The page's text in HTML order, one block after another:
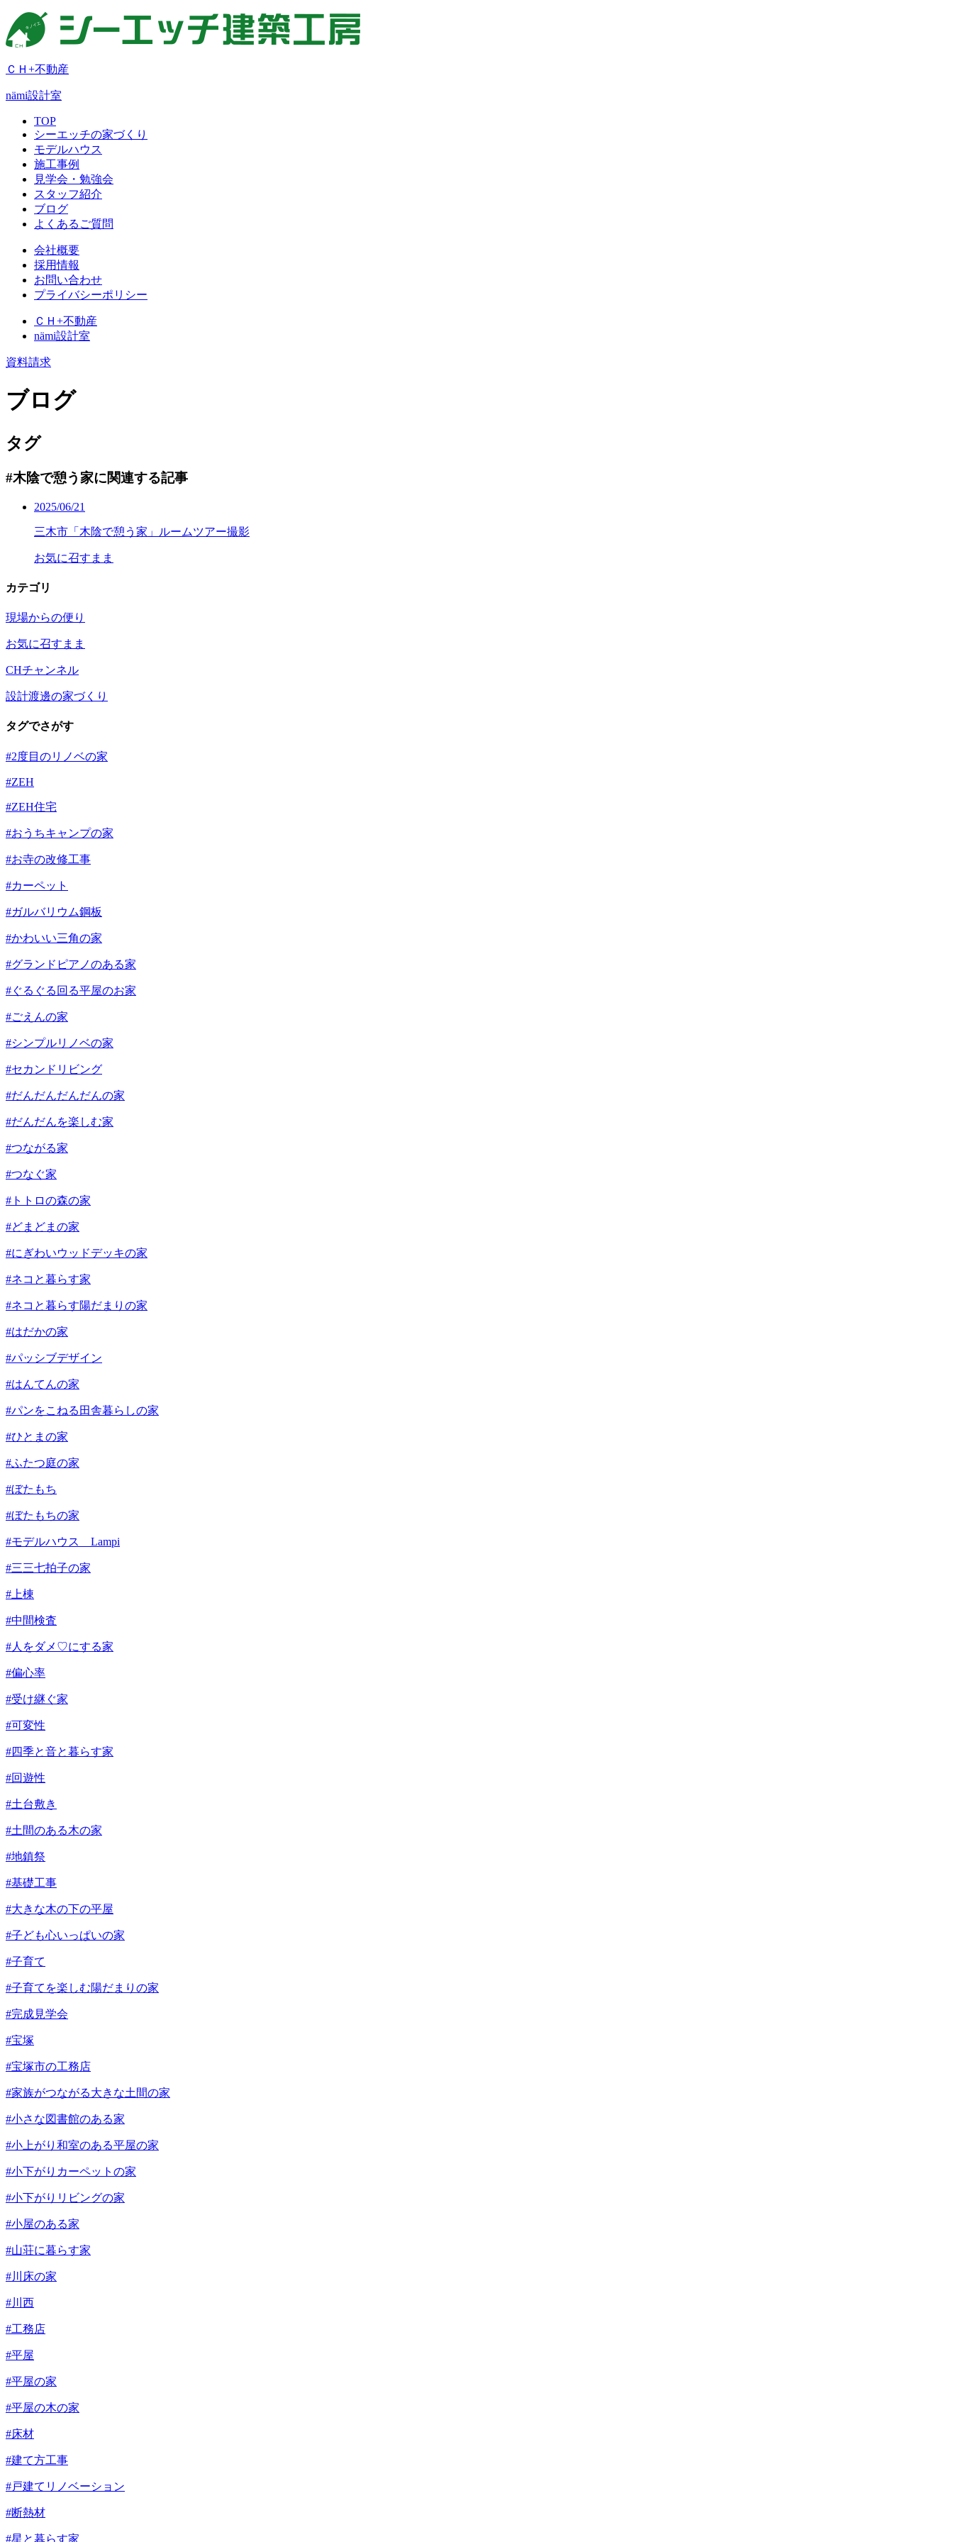
ＣＨ+不動産
nämi設計室
TOP
シーエッチの家づくり
モデルハウス
施工事例
見学会・勉強会
スタッフ紹介
ブログ
よくあるご質問
会社概要
採用情報
お問い合わせ
プライバシーポリシー
ＣＨ+不動産
nämi設計室
資料請求
ブログ
タグ
#木陰で憩う家に関連する記事
2025/06/21
三木市「木陰で憩う家」ルームツアー撮影
お気に召すまま
カテゴリ
現場からの便り
お気に召すまま
CHチャンネル
設計渡邊の家づくり
タグでさがす
#2度目のリノベの家
#ZEH
#ZEH住宅
#おうちキャンプの家
#お寺の改修工事
#カーペット
#ガルバリウム鋼板
#かわいい三角の家
#グランドピアノのある家
#ぐるぐる回る平屋のお家
#ごえんの家
#シンプルリノベの家
#セカンドリビング
#だんだんだんだんの家
#だんだんを楽しむ家
#つながる家
#つなぐ家
#トトロの森の家
#どまどまの家
#にぎわいウッドデッキの家
#ネコと暮らす家
#ネコと暮らす陽だまりの家
#はだかの家
#パッシブデザイン
#はんてんの家
#パンをこねる田舎暮らしの家
#ひとまの家
#ふたつ庭の家
#ぼたもち
#ぼたもちの家
#モデルハウス Lampi
#三三七拍子の家
#上棟
#中間検査
#人をダメ♡にする家
#偏心率
#受け継ぐ家
#可変性
#四季と音と暮らす家
#回遊性
#土台敷き
#土間のある木の家
#地鎮祭
#基礎工事
#大きな木の下の平屋
#子ども心いっぱいの家
#子育て
#子育てを楽しむ陽だまりの家
#完成見学会
#宝塚
#宝塚市の工務店
#家族がつながる大きな土間の家
#小さな図書館のある家
#小上がり和室のある平屋の家
#小下がりカーペットの家
#小下がりリビングの家
#小屋のある家
#山荘に暮らす家
#川床の家
#川西
#工務店
#平屋
#平屋の家
#平屋の木の家
#床材
#建て方工事
#戸建てリノベーション
#断熱材
#星と暮らす家